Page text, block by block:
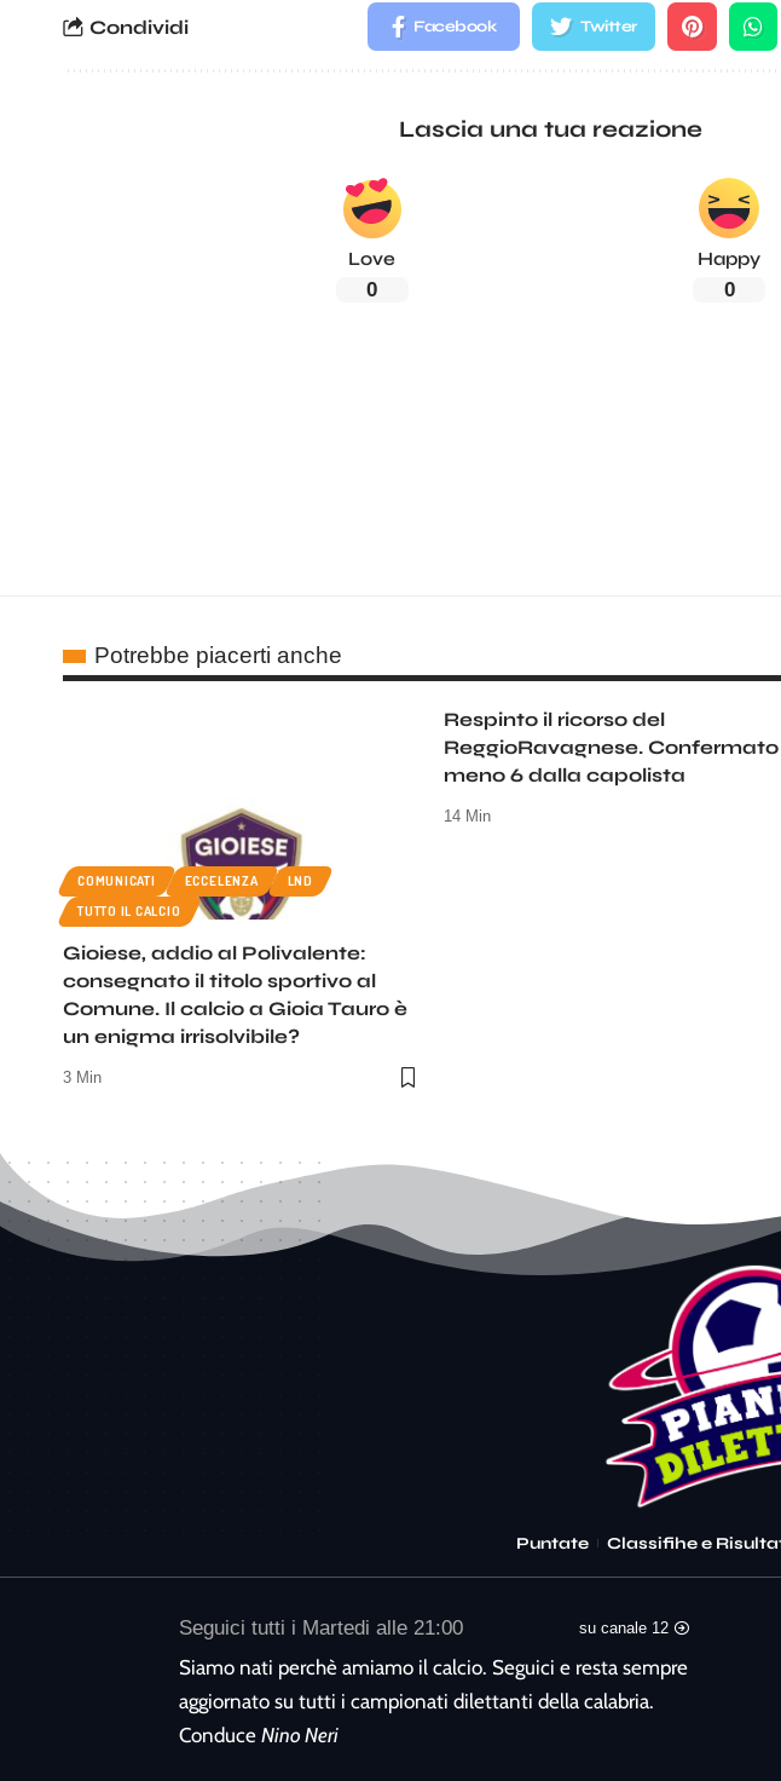
Condividi Facebook Twitter
Lascia una tua reazione
Love
0
Happy
0
Potrebbe piacerti anche
COMUNICATI ECCELENZA
LND
TUTTO IL CALCIO
Gioiese, addio al Polivalente:
consegnato il titolo sportivo al
Comune. Il calcio a Gioia Tauro è
un enigma irrisolvibile?
3 Min
Respinto il ricorso del
ReggioRavagnese. Confermato
meno 6 dalla capolista
14 Min
Puntate Classifihe e
Seguici tutti i Martedi alle 21:00 su canale 12
Siamo nati perchè amiamo il calcio. Seguici e resta sempre
aggiornato su tutti i campionati dilettanti della calabria.
Conduce Nino Neri